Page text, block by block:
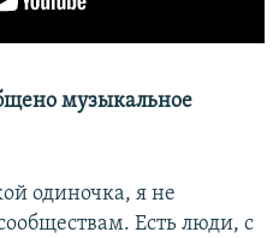
музыкальное
одиночка, я не
Есть люди, с